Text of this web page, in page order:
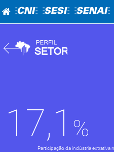
=CNI= =SESI= =SENAI=
17,1
Participação da indústria extrativa